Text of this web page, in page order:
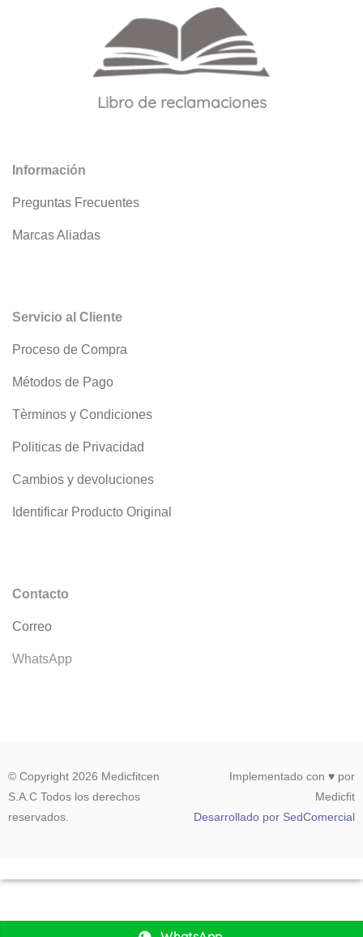
Libro de reclamaciones
Información
Preguntas Frecuentes
Marcas Aliadas
Servicio al Cliente
Proceso de Compra
Métodos de Pago
Tèrminos y Condiciones
Politicas de Privacidad
Cambios y devoluciones
Identificar Producto Original
Contacto
Correo
WhatsApp
© Copyright 2026 Medicfitcen
S.A.C Todos los derechos
reservados.
Implementado con ♥ por
Medicfit
Desarrollado por SedComercial